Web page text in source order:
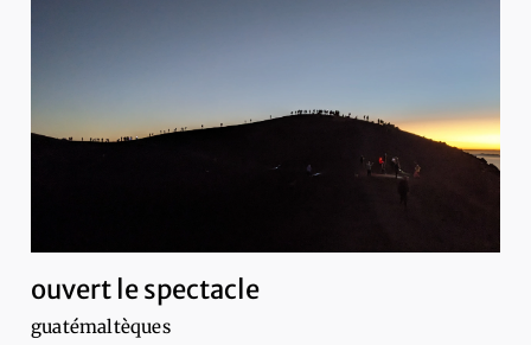
ouvert le spectacle
guatémaltèques